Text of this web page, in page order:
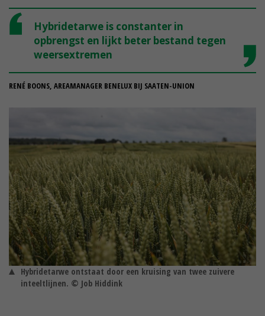
Hybridetarwe is constanter in
opbrengst en lijkt beter bestand tegen
weersextremen
RENÉ BOONS, AREAMANAGER BENELUX BIJ SAATEN-UNION
Hybridetarwe ontstaat door een kruising van twee zuivere
inteeltlijnen. © Job Hiddink